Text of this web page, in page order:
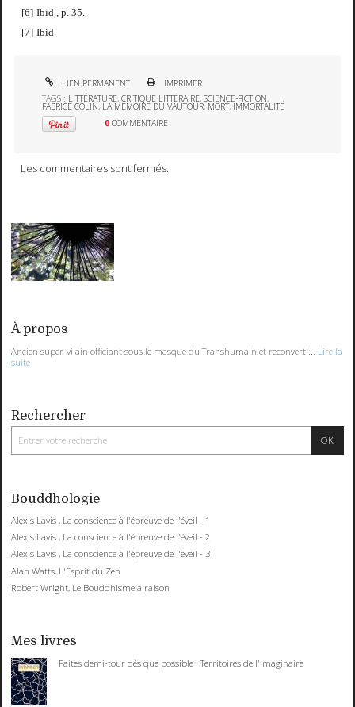
[6] Ibid., p. 35.
[7] Ibid.
LIEN PERMANENT
IMPRIMER
TAGS : LITTÉRATURE,CRITIQUE LITTÉRAIRE,SCIENCE-FICTION,
FABRICE COLIN, LA MÉMOIRE DU VAUTOUR, MORT, IMMORTALITÉ
0 COMMENTAIRE
Les commentaires sont fermés.
À propos
Ancien super-vilain officiant sous le masque du Transhumain et reconverti...
Lire la
suite
Rechercher
Bouddhologie
Alexis Lavis , La conscience à l'épreuve de l'éveil - 1
Alexis Lavis , La conscience à l'épreuve de l'éveil - 2
Alexis Lavis , La conscience à l'épreuve de l'éveil - 3
Alan Watts, L'Esprit du Zen
Robert Wright, Le Bouddhisme a raison
Mes livres
Faites demi-tour dès que possible : Territoires de l'imaginaire